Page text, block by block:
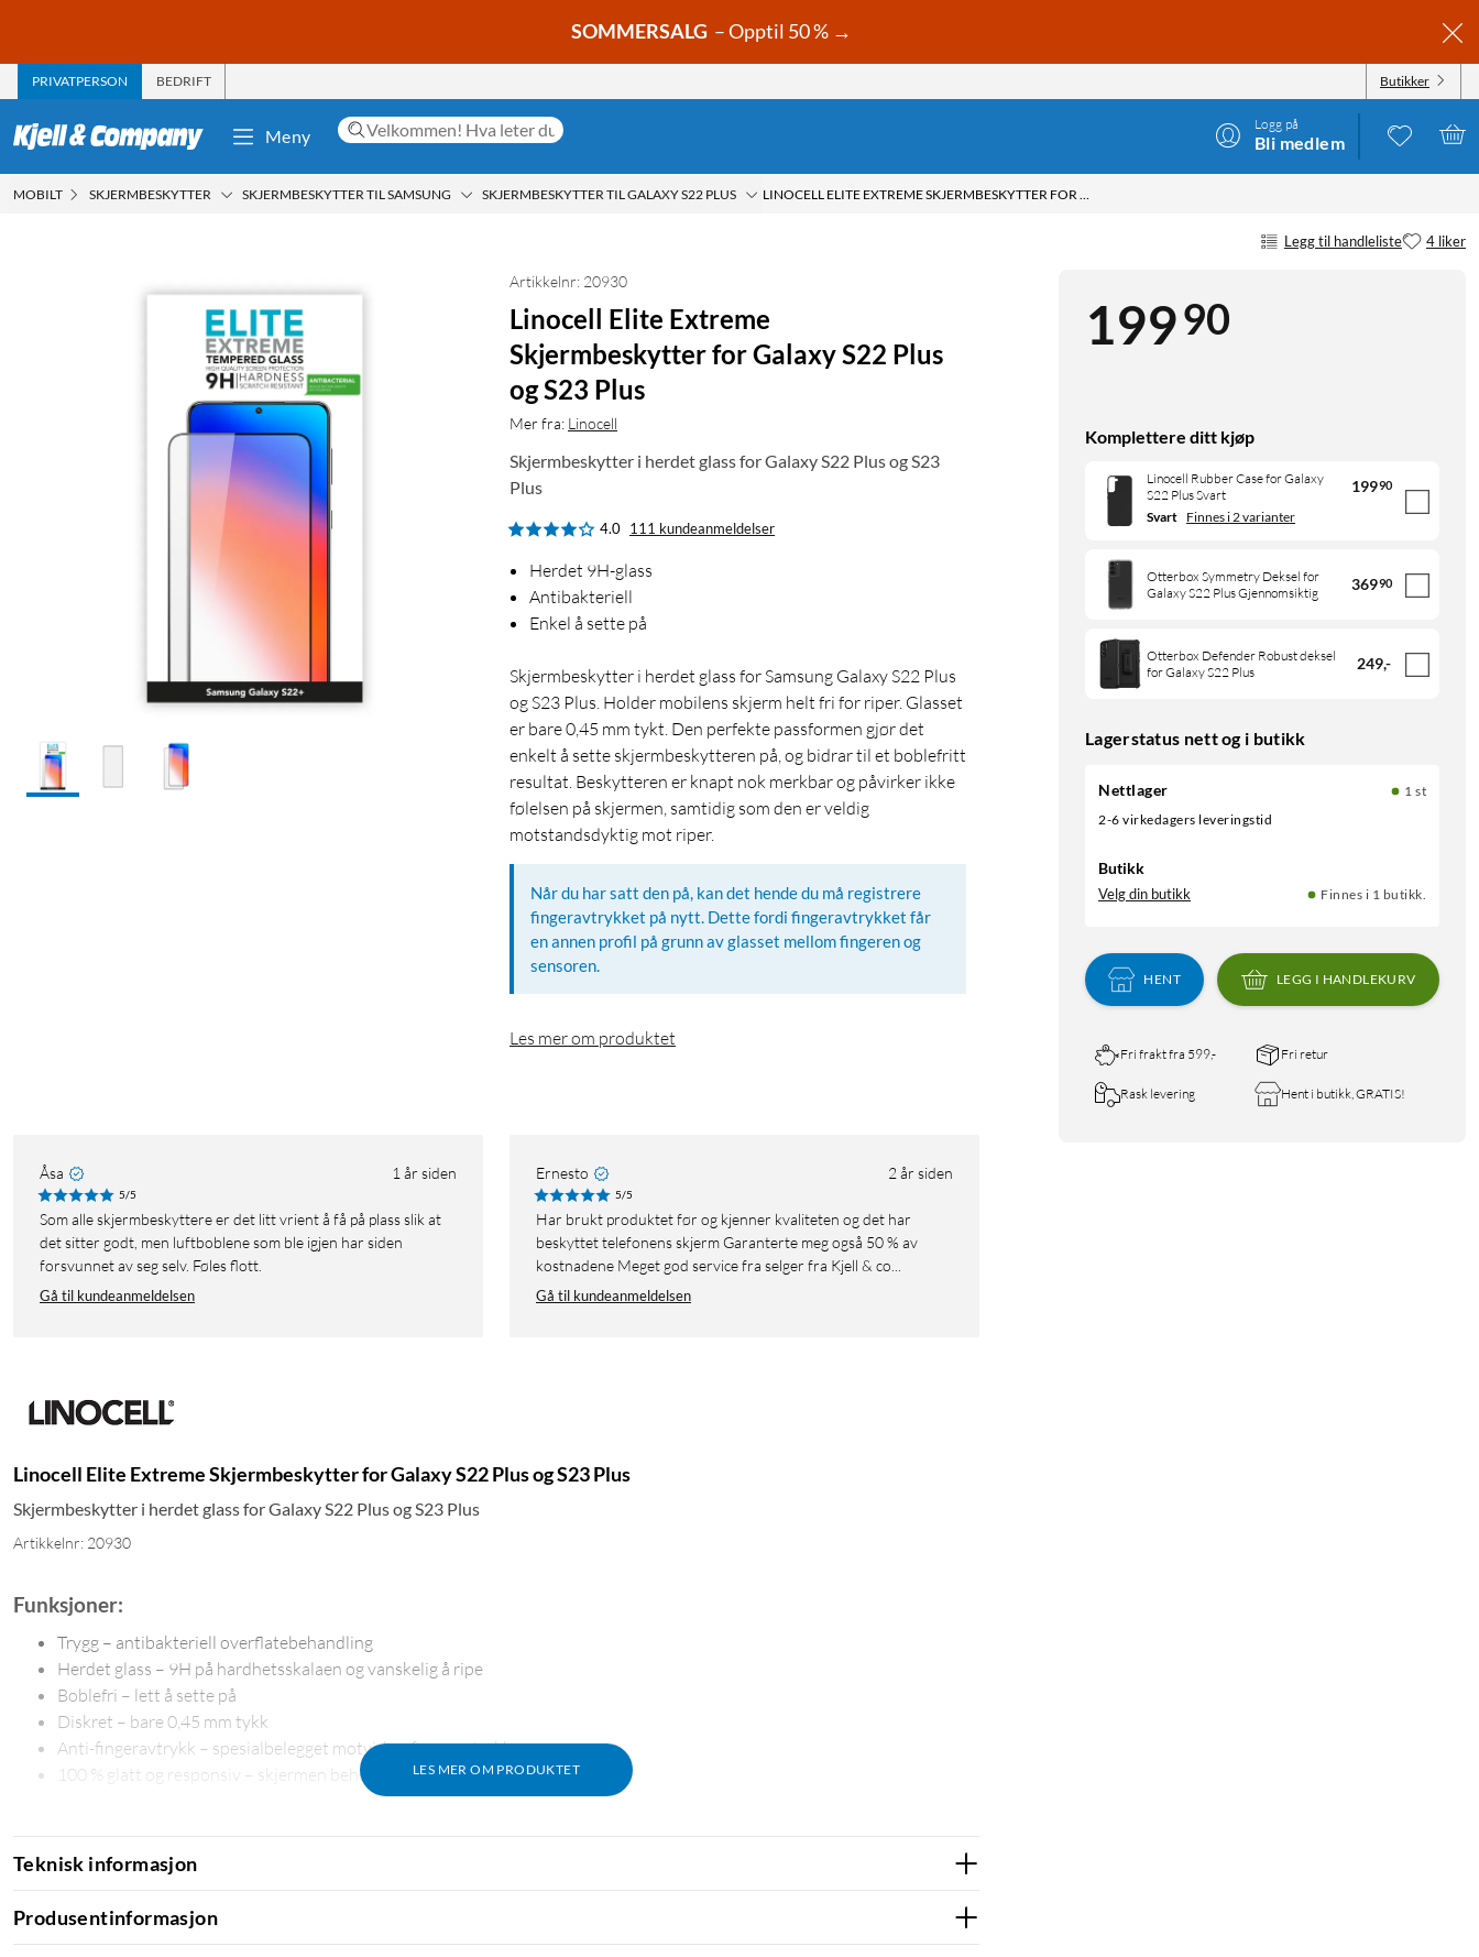
SOMMERSALG – Opptil 50 % →
PRIVATPERSON BEDRIFT Butikker
Meny
Logg på
Bli medlem
MOBILT SKJERMBESKYTTER SKJERMBESKYTTER TIL SAMSUNG SKJERMBESKYTTER TIL GALAXY S22 PLUS LINOCELL ELITE EXTREME SKJERMBESKYTTER FOR GALAXY S22 PLUS OG S23 PLUS
Legg til handleliste 4 liker
19990
Komplettere ditt kjøp
Linocell Rubber Case for Galaxy
S22 Plus Svart
19990
Svart Finnes i 2 varianter
Otterbox Symmetry Deksel for
Galaxy S22 Plus Gjennomsiktig
36990
Otterbox Defender Robust deksel
for Galaxy S22 Plus
249,-
Lagerstatus nett og i butikk
Nettlager
1 st
2-6 virkedagers leveringstid
Butikk
Velg din butikk Finnes i 1 butikk.
HENT LEGG I HANDLEKURV
Fri frakt fra 599,- Fri retur
Rask levering Hent i butikk, GRATIS!
Artikkelnr: 20930
Linocell Elite Extreme
Skjermbeskytter for Galaxy S22 Plus
og S23 Plus
Mer fra: Linocell
Skjermbeskytter i herdet glass for Galaxy S22 Plus og S23
Plus
4.0 111 kundeanmeldelser
Herdet 9H-glass
Antibakteriell
Enkel å sette på
Skjermbeskytter i herdet glass for Samsung Galaxy S22 Plus
og S23 Plus. Holder mobilens skjerm helt fri for riper. Glasset
er bare 0,45 mm tykt. Den perfekte passformen gjør det
enkelt å sette skjermbeskytteren på, og bidrar til et boblefritt
resultat. Beskytteren er knapt nok merkbar og påvirker ikke
følelsen på skjermen, samtidig som den er veldig
motstandsdyktig mot riper.
Når du har satt den på, kan det hende du må registrere
fingeravtrykket på nytt. Dette fordi fingeravtrykket får
en annen profil på grunn av glasset mellom fingeren og
sensoren.
Les mer om produktet
Åsa 1 år siden
5/5
Som alle skjermbeskyttere er det litt vrient å få på plass slik at
det sitter godt, men luftboblene som ble igjen har siden
forsvunnet av seg selv. Føles flott.
Gå til kundeanmeldelsen
Ernesto 2 år siden
5/5
Har brukt produktet før og kjenner kvaliteten og det har
beskyttet telefonens skjerm Garanterte meg også 50 % av
kostnadene Meget god service fra selger fra Kjell & co...
Gå til kundeanmeldelsen
Linocell Elite Extreme Skjermbeskytter for Galaxy S22 Plus og S23 Plus
Skjermbeskytter i herdet glass for Galaxy S22 Plus og S23 Plus
Artikkelnr: 20930
LES MER OM PRODUKTET
Funksjoner:
Trygg – antibakteriell overflatebehandling
Herdet glass – 9H på hardhetsskalaen og vanskelig å ripe
Boblefri – lett å sette på
Diskret – bare 0,45 mm tykk
Anti-fingeravtrykk – spesialbelegget motvirker fingeravtrykk
100 % glatt og responsiv – skjermen beholder sine egenskaper
Skjermbeskytter i herdet glass
Mikrofiberduk
Rengjøringsmiddel
Teknisk informasjon
Produsentinformasjon